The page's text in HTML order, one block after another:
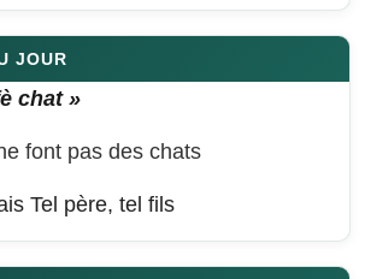
JOUR
chat »
font pas des chats
Tel père, tel fils